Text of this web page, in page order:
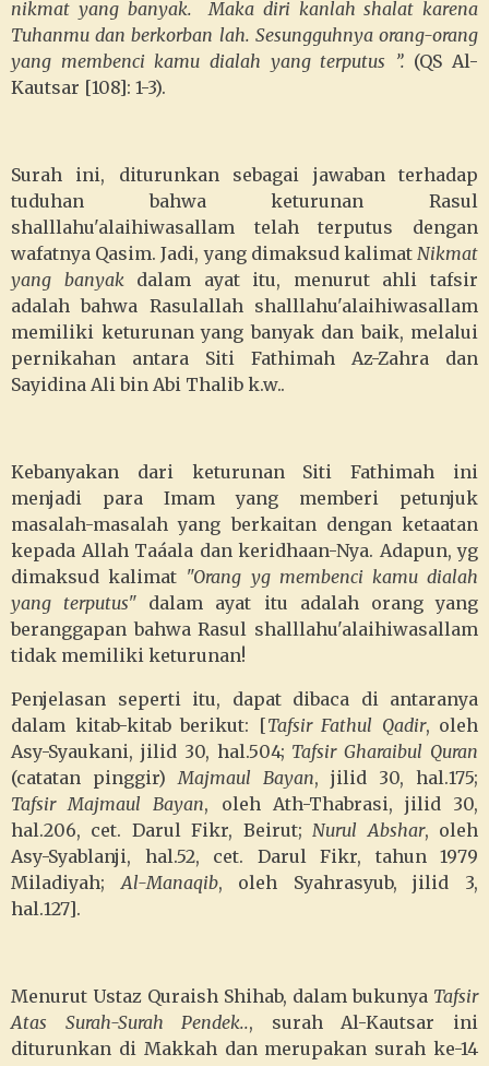
nikmat yang banyak. Maka diri kanlah shalat karena
Tuhanmu dan berkorban lah. Sesungguhnya orang-orang
yang membenci kamu dialah yang terputus ”. (QS Al-
Kautsar [108]: 1-3).
Surah ini, diturunkan sebagai jawaban terhadap
tuduhan bahwa keturunan Rasul
shalllahu'alaihiwasallam telah terputus dengan
wafatnya Qasim. Jadi, yang dimaksud kalimat Nikmat
yang banyakdalam ayat itu, menurut ahli tafsir
adalah bahwa Rasulallah shalllahu'alaihiwasallam
memiliki keturunan yang banyak dan baik, melalui
pernikahan antara Siti Fathimah Az-Zahra dan
Sayidina Ali bin Abi Thalib k.w..
Kebanyakan dari keturunan Siti Fathimah ini
menjadi para Imam yang memberi petunjuk
masalah-masalah yang berkaitan dengan ketaatan
kepada Allah Taáala dan keridhaan-Nya. Adapun, yg
dimaksud kalimat "Orang yg membenci kamu dialah
yang terputus" dalam ayat itu adalah orang yang
beranggapan bahwa Rasul shalllahu'alaihiwasallam
tidak memiliki keturunan!
Penjelasan seperti itu, dapat dibaca di antaranya
dalam kitab-kitab berikut: [Tafsir Fathul Qadir, oleh
Asy-Syaukani, jilid 30, hal.504; Tafsir Gharaibul Quran
(catatan pinggir)Majmaul Bayan, jilid 30, hal.175;
Tafsir Majmaul Bayan, oleh Ath-Thabrasi, jilid 30,
hal.206, cet. Darul Fikr, Beirut;Nurul Abshar, oleh
Asy-Syablanji, hal.52, cet. Darul Fikr, tahun 1979
Miladiyah;Al-Manaqib, oleh Syahrasyub, jilid 3,
hal.127].
Menurut Ustaz Quraish Shihab, dalam bukunya Tafsir
Atas Surah-Surah Pendek.., surah Al-Kautsar ini
diturunkan di Makkah dan merupakan surah ke-14